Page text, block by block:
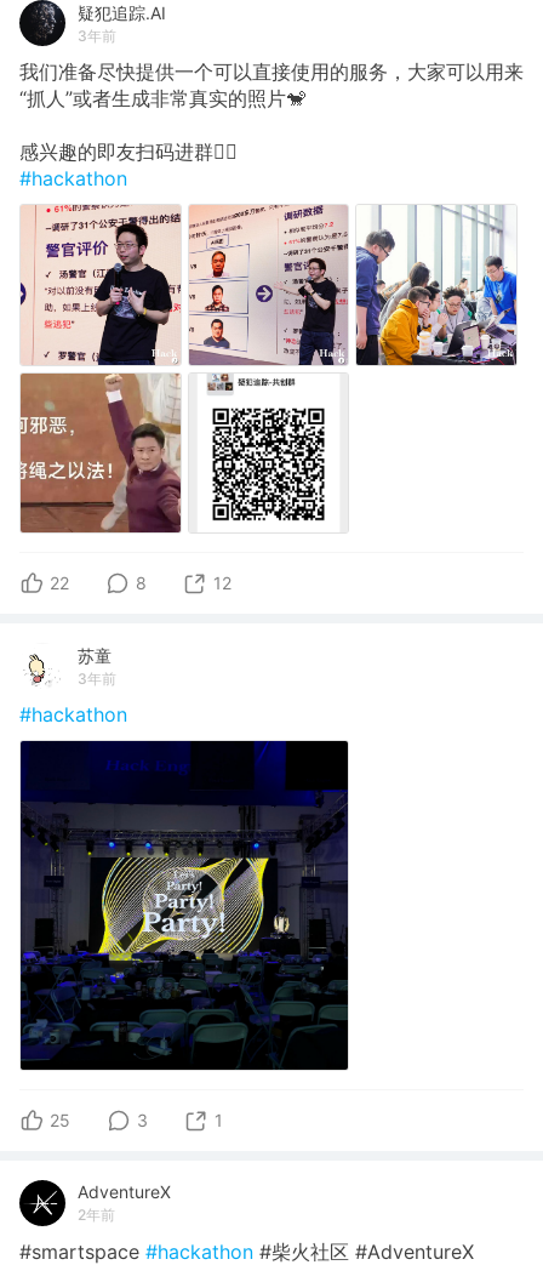
疑犯追踪.AI
3年前
我们准备尽快提供一个可以直接使用的服务，大家可以用来
“抓人”或者生成非常真实的照片🐒
感兴趣的即友扫码进群🙋‍♀️
#hackathon
22 8 12
苏童
3年前
#hackathon
25 3 1
AdventureX
2年前
#smartspace #hackathon #柴火社区 #AdventureX